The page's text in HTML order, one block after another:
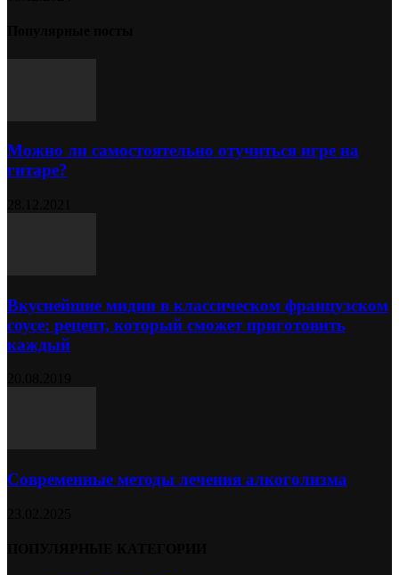
Можно ли самостоятельно отучиться игре на
гитаре?
Вкуснейшие мидии в классическом французском
соусе: рецепт, который сможет приготовить
каждый
Современные методы лечения алкоголизма